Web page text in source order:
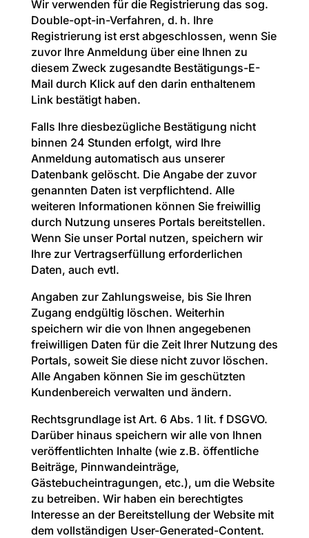
Wir verwenden für die Registrierung das sog.
Double-opt-in-Verfahren, d. h. Ihre
Registrierung ist erst abgeschlossen, wenn Sie
zuvor Ihre Anmeldung über eine Ihnen zu
diesem Zweck zugesandte Bestätigungs-E-
Mail durch Klick auf den darin enthaltenem
Link bestätigt haben.
Falls Ihre diesbezügliche Bestätigung nicht
binnen 24 Stunden erfolgt, wird Ihre
Anmeldung automatisch aus unserer
Datenbank gelöscht. Die Angabe der zuvor
genannten Daten ist verpflichtend. Alle
weiteren Informationen können Sie freiwillig
durch Nutzung unseres Portals bereitstellen.
Wenn Sie unser Portal nutzen, speichern wir
Ihre zur Vertragserfüllung erforderlichen
Daten, auch evtl.
Angaben zur Zahlungsweise, bis Sie Ihren
Zugang endgültig löschen. Weiterhin
speichern wir die von Ihnen angegebenen
freiwilligen Daten für die Zeit Ihrer Nutzung des
Portals, soweit Sie diese nicht zuvor löschen.
Alle Angaben können Sie im geschützten
Kundenbereich verwalten und ändern.
Rechtsgrundlage ist Art. 6 Abs. 1 lit. f DSGVO.
Darüber hinaus speichern wir alle von Ihnen
veröffentlichten Inhalte (wie z.B. öffentliche
Beiträge, Pinnwandeinträge,
Gästebucheintragungen, etc.), um die Website
zu betreiben. Wir haben ein berechtigtes
Interesse an der Bereitstellung der Website mit
dem vollständigen User-Generated-Content.